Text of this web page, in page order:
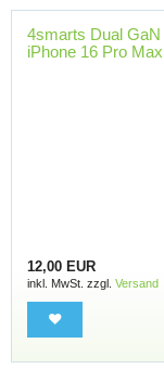
4smarts Dual GaN
iPhone 16 Pro Max
12,00 EUR
inkl. MwSt. zzgl. Versand